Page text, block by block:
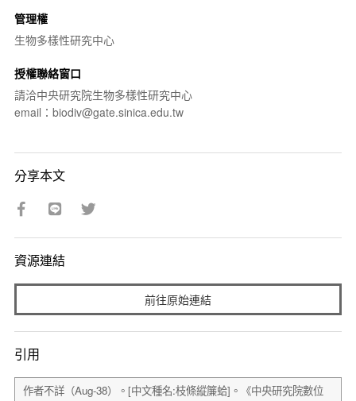
管理權
生物多樣性研究中心
授權聯絡窗口
請洽中央研究院生物多樣性研究中心
email：biodiv@gate.sinica.edu.tw
分享本文
資源連結
前往原始連結
引用